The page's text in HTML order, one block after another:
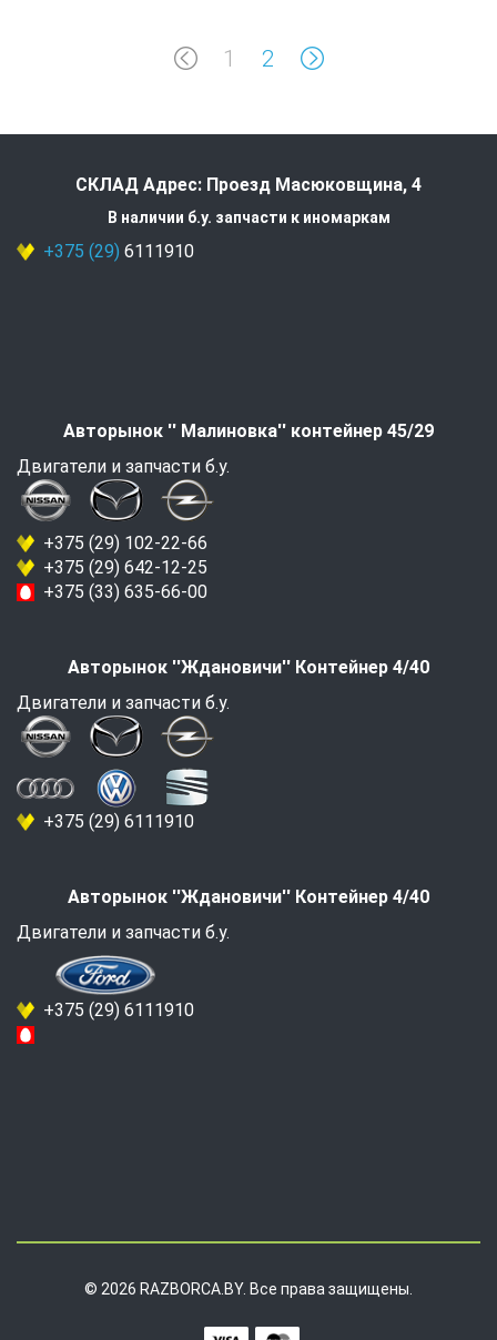
1 2
СКЛАД Адрес: Проезд Масюковщина, 4
В наличии б.у. запчасти к иномаркам
+375 (29) 6111910
Авторынок '' Малиновка'' контейнер 45/29
Двигатели и запчасти б.у.
+375 (29) 102-22-66
+375 (29) 642-12-25
+375 (33) 635-66-00
Авторынок ''Ждановичи'' Контейнер 4/40
Двигатели и запчасти б.у.
+375 (29) 6111910
Авторынок ''Ждановичи'' Контейнер 4/40
Двигатели и запчасти б.у.
+375 (29) 6111910
© 2026 RAZBORCA.BY. Все права защищены.